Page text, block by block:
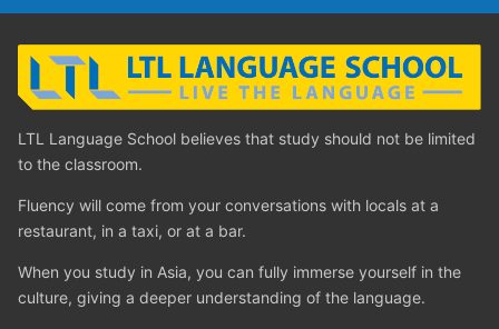
LTL Language School believes that study should not be limited
to the classroom.
Fluency will come from your conversations with locals at a
restaurant, in a taxi, or at a bar.
When you study in Asia, you can fully immerse yourself in the
culture, giving a deeper understanding of the language.